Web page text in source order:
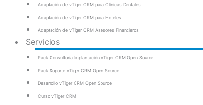
Adaptación de vTiger CRM para Clínicas Dentales
Adaptación de vTiger CRM para Hoteles
Adaptación de vTiger CRM Asesores Financieros
Servicios
Pack Consultoría Implantación vTiger CRM Open Source
Pack Soporte vTiger CRM Open Source
Desarrollo vTiger CRM Open Source
Curso vTiger CRM